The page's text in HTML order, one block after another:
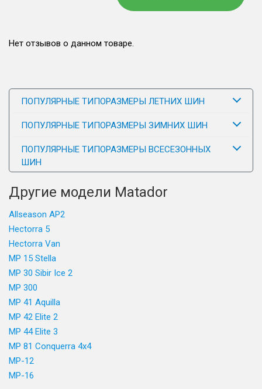
Нет отзывов о данном товаре.
ПОПУЛЯРНЫЕ ТИПОРАЗМЕРЫ ЛЕТНИХ ШИН
ПОПУЛЯРНЫЕ ТИПОРАЗМЕРЫ ЗИМНИХ ШИН
ПОПУЛЯРНЫЕ ТИПОРАЗМЕРЫ ВСЕСЕЗОННЫХ
ШИН
Другие модели Matador
Allseason AP2
Hectorra 5
Hectorra Van
MP 15 Stella
MP 30 Sibir Ice 2
MP 300
MP 41 Aquilla
MP 42 Elite 2
MP 44 Elite 3
MP 81 Conquerra 4x4
MP-12
MP-16